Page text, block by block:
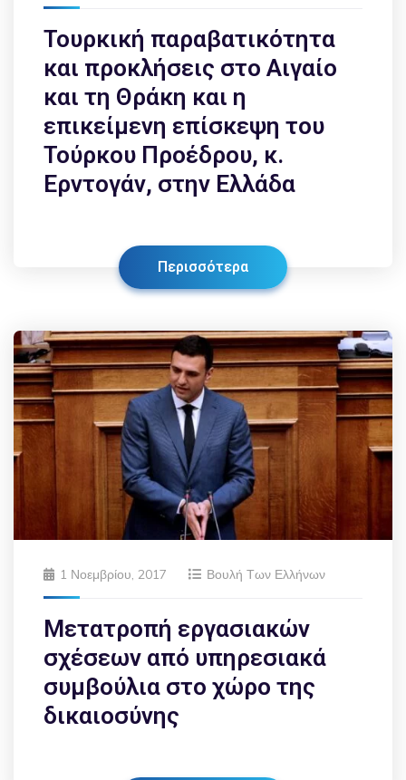
Τουρκική παραβατικότητα
και προκλήσεις στο Αιγαίο
και τη Θράκη και η
επικείμενη επίσκεψη του
Τούρκου Προέδρου, κ.
Ερντογάν, στην Ελλάδα
Περισσότερα
1 Νοεμβρίου, 2017 Βουλή Των Ελλήνων
Μετατροπή εργασιακών
σχέσεων από υπηρεσιακά
συμβούλια στο χώρο της
δικαιοσύνης